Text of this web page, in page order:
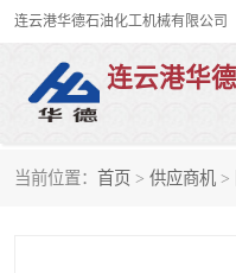
当前位置： 首页 > 供应商机 >